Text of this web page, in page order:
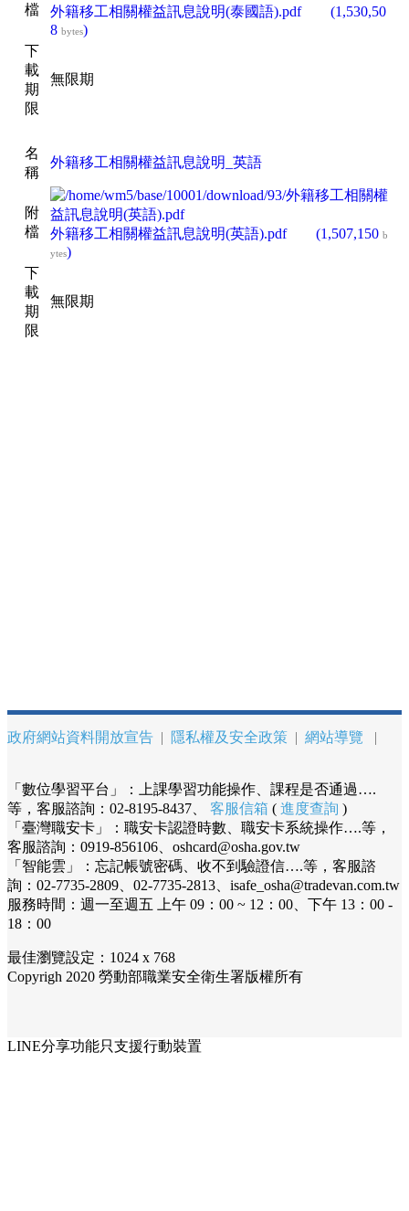
檔
外籍移工相關權益訊息說明(泰國語).pdf (1,530,50
8 bytes)
下
載
期
限
無限期
名
稱
外籍移工相關權益訊息說明_英語
附
檔
外籍移工相關權益訊息說明(英語).pdf (1,507,150 b
ytes)
下
載
期
限
無限期
政府網站資料開放宣告 | 隱私權及安全政策 | 網站導覽 |
「數位學習平台」：上課學習功能操作、課程是否通過….
等，客服諮詢：02-8195-8437、 客服信箱 ( 進度查詢 )
「臺灣職安卡」：職安卡認證時數、職安卡系統操作….等，
客服諮詢：0919-856106、oshcard@osha.gov.tw
「智能雲」：忘記帳號密碼、收不到驗證信….等，客服諮
詢：02-7735-2809、02-7735-2813、isafe_osha@tradevan.com.tw
服務時間：週一至週五 上午 09：00 ~ 12：00、下午 13：00 -
18：00
最佳瀏覽設定：1024 x 768
Copyrigh 2020 勞動部職業安全衛生署版權所有
LINE分享功能只支援行動裝置